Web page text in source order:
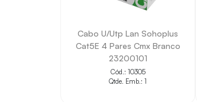
Cabo U/Utp Lan Sohoplus
Cat5E 4 Pares Cmx Branco
23200101
Cód.: 10305
Qtde. Emb.: 1